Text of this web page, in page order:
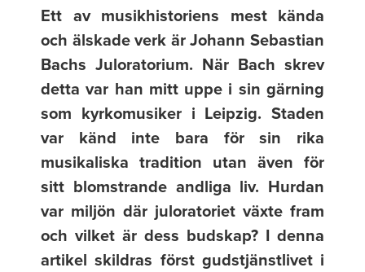
Ett av musikhistoriens mest kända
och älskade verk är Johann Sebastian
Bachs Juloratorium. När Bach skrev
detta var han mitt uppe i sin gärning
som kyrkomusiker i Leipzig. Staden
var känd inte bara för sin rika
musikaliska tradition utan även för
sitt blomstrande andliga liv. Hurdan
var miljön där juloratoriet växte fram
och vilket är dess budskap? I denna
artikel skild­ras först gudstjänstlivet i